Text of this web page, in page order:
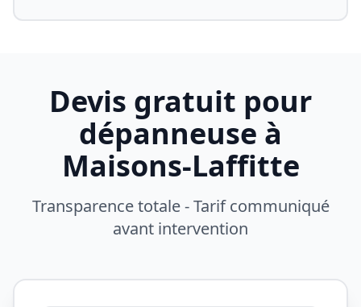
Devis gratuit pour
dépanneuse à
Maisons-Laffitte
Transparence totale - Tarif communiqué
avant intervention